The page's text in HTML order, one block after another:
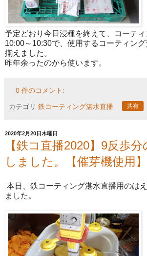
予定どおり今日浸種を終えて、コーティ
10:00～10:30で、使用するコーティン
揃えました。
昨年余ったのから使います。
0 件のコメント:
カテゴリ 鉄コーティング湛水直播 共有
2020年2月20日木曜日
【鉄コ直播2020】9反歩
しました。【催芽機使用】
本日、鉄コーティング湛水直播用のは
ました。